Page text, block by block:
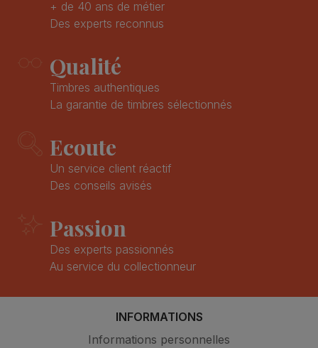
+ de 40 ans de métier
Des experts reconnus
Qualité
Timbres authentiques
La garantie de timbres sélectionnés
Ecoute
Un service client réactif
Des conseils avisés
Passion
Des experts passionnés
Au service du collectionneur
INFORMATIONS
Informations personnelles